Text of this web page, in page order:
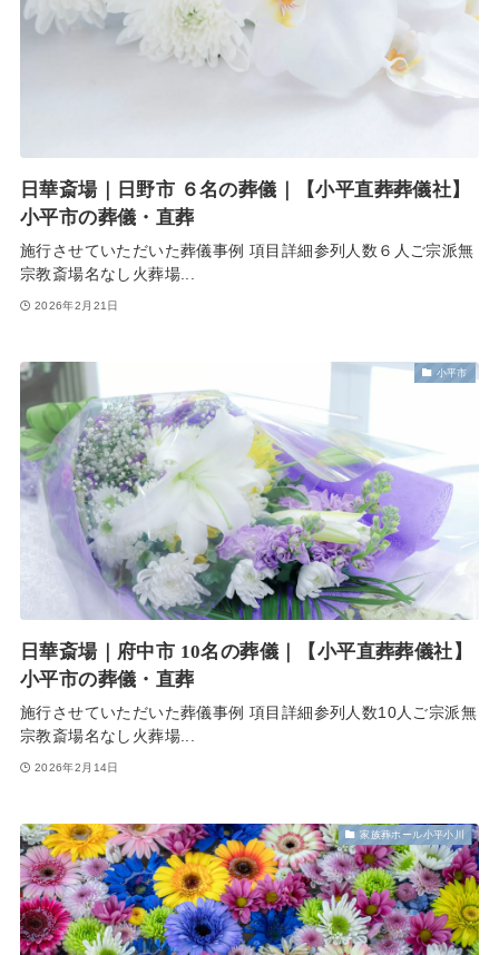
日華斎場｜日野市 ６名の葬儀｜【小平直葬葬儀社】
小平市の葬儀・直葬
施行させていただいた葬儀事例 項目詳細参列人数６人ご宗派無
宗教斎場名なし火葬場...
2026年2月21日
小平市
日華斎場｜府中市 10名の葬儀｜【小平直葬葬儀社】
小平市の葬儀・直葬
施行させていただいた葬儀事例 項目詳細参列人数10人ご宗派無
宗教斎場名なし火葬場...
2026年2月14日
家族葬ホール小平小川